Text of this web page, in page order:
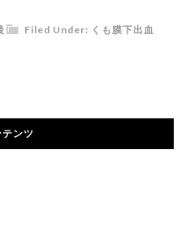
Filed Under: くも膜下出血
ンツ